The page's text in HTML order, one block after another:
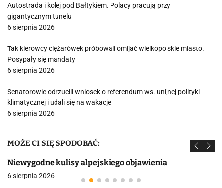
Autostrada i kolej pod Bałtykiem. Polacy pracują przy
gigantycznym tunelu
6 sierpnia 2026
Tak kierowcy ciężarówek próbowali omijać wielkopolskie miasto.
Posypały się mandaty
6 sierpnia 2026
Senatorowie odrzucili wniosek o referendum ws. unijnej polityki
klimatycznej i udali się na wakacje
6 sierpnia 2026
MOŻE CI SIĘ SPODOBAĆ:
Niewygodne kulisy alpejskiego objawienia
6 sierpnia 2026